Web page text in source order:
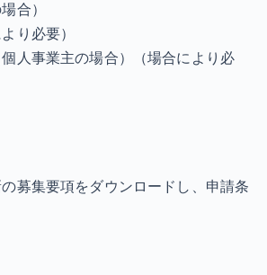
合）
り必要）
人事業主の場合）
（場合により必
募集要項をダウンロードし、申請条